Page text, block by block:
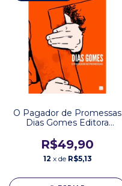
O Pagador de Promessas
Dias Gomes Editora
R$49,90
12 x de R$5,13